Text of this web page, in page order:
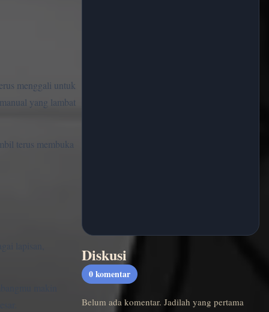
menggali untuk
yang lambat
terus membuka
lapisan,
makin
Diskusi
0 komentar
Belum ada komentar. Jadilah yang pertama